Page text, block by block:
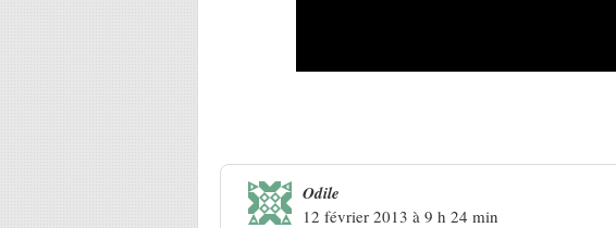
Odile
12 février 2013 à 9 h 24 min